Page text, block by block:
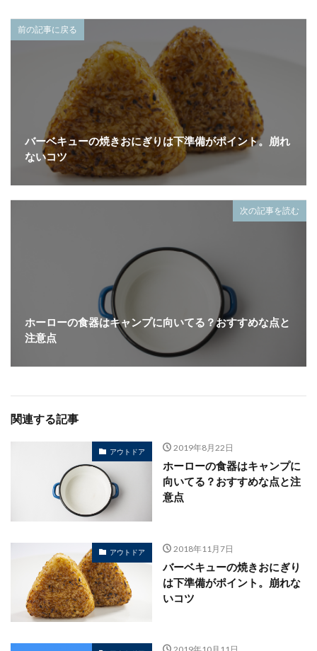
前の記事に戻る
バーベキューの焼きおにぎりは下準備がポイント。崩れ
ないコツ
次の記事を読む
ホーローの食器はキャンプに向いてる？おすすめな点と
注意点
関連する記事
アウトドア 2019年8月22日
ホーローの食器はキャンプに
向いてる？おすすめな点と注
意点
アウトドア 2018年11月7日
バーベキューの焼きおにぎり
は下準備がポイント。崩れな
いコツ